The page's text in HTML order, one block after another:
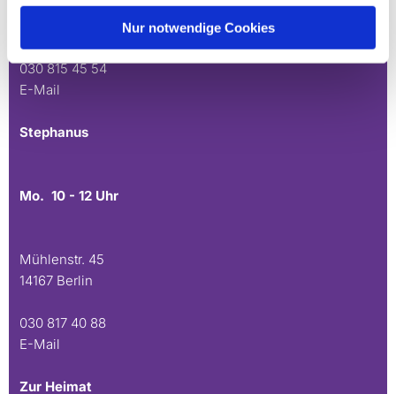
Nur notwendige Cookies
Andréezeile 21-23
030 815 45 54
E-Mail
Stephanus
Mo. 10 - 12 Uhr
Mühlenstr. 45
14167 Berlin
030 817 40 88
E-Mail
Zur Heimat